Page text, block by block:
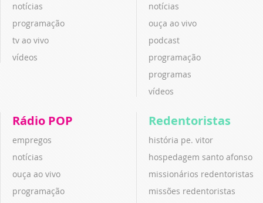
notícias
programação
tv ao vivo
vídeos
notícias
ouça ao vivo
podcast
programação
programas
vídeos
Rádio POP
empregos
notícias
ouça ao vivo
programação
Redentoristas
história pe. vitor
hospedagem santo afonso
missionários redentoristas
missões redentoristas